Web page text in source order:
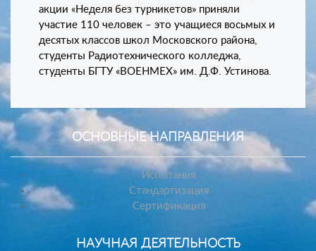
акции «Неделя без турникетов» приняли
участие 110 человек – это учащиеся восьмых и
десятых классов школ Московского района,
студенты Радиотехнического колледжа,
студенты БГТУ «ВОЕНМЕХ» им. Д.Ф. Устинова.
ОСНОВНЫЕ НАПРАВЛЕНИЯ
Испытания
Стандартизация
Сертификация
НАУЧНАЯ ДЕЯТЕЛЬНОСТЬ